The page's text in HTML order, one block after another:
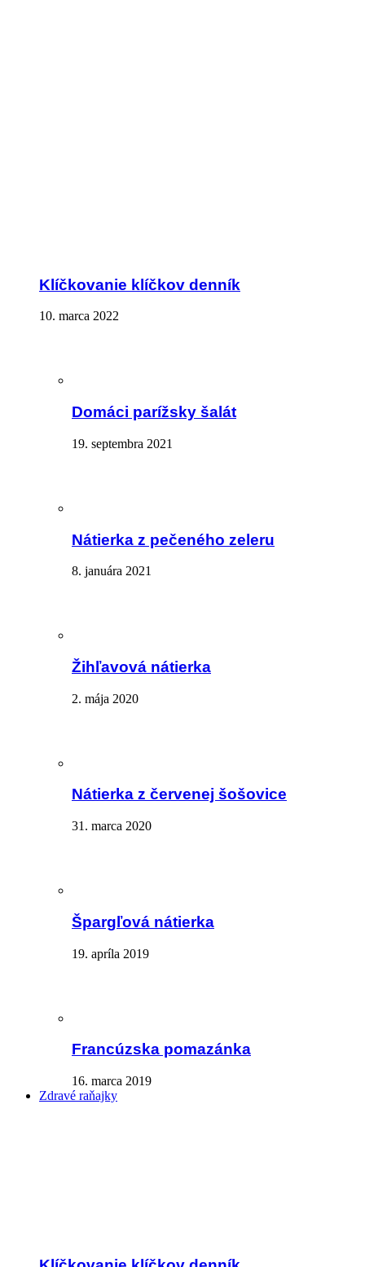
Klíčkovanie klíčkov denník
10. marca 2022
Domáci parížsky šalát
19. septembra 2021
Nátierka z pečeného zeleru
8. januára 2021
Žihľavová nátierka
2. mája 2020
Nátierka z červenej šošovice
31. marca 2020
Špargľová nátierka
19. apríla 2019
Francúzska pomazánka
16. marca 2019
Zdravé raňajky